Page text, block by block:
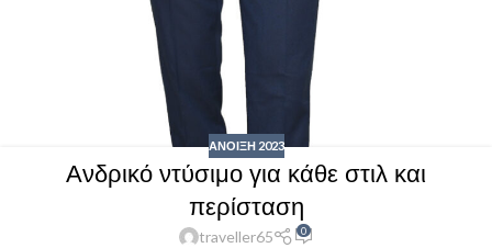
ΑΝΟΙΞΗ 2023
Ανδρικό ντύσιμο για κάθε στιλ και
περίσταση
traveller65 0